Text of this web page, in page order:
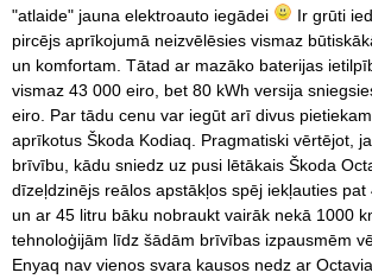
"atlaide" jauna elektroauto iegādei
Ir grūti
pircējs aprīkojumā neizvēlēsies vismaz
un komfortam. Tātad ar mazāko baterijas
vismaz 43 000 eiro, bet 80 kWh versija
eiro. Par tādu cenu var iegūt arī divus
aprīkotus Škoda Kodiaq. Pragmatiski vērtējot,
brīvību, kādu sniedz uz pusi lētākais Škoda
dīzeļdzinējs reālos apstākļos spēj iekļauties
un ar 45 litru bāku nobraukt vairāk nekā 1000
tehnoloģijām līdz šādām brīvības izpausmēm
Enyaq nav vienos svara kausos nedz ar